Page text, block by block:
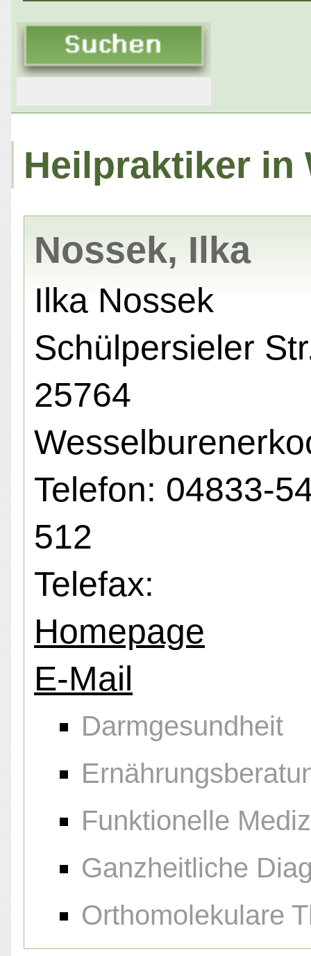
Heilpraktiker in
Nossek, Ilka
Ilka Nossek
Schülpersieler
25764
Telefon: 04833-
512
Telefax:
Homepage
E-Mail
Darmgesundheit
Funktionelle
Ganzheitliche
Orthomolekulare